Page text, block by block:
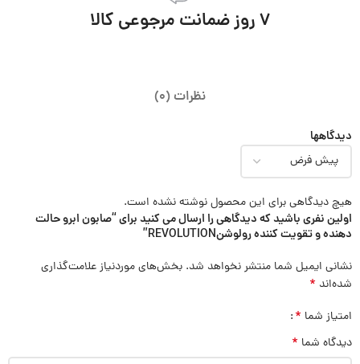
7 روز ضمانت مرجوعی کالا
نظرات (0)
دیدگاهها
هیچ دیدگاهی برای این محصول نوشته نشده است.
اولین نفری باشید که دیدگاهی را ارسال می کنید برای “صابون ابرو حالت
دهنده و تقویت کننده رولوشنREVOLUTION”
نشانی ایمیل شما منتشر نخواهد شد. بخش‌های موردنیاز علامت‌گذاری
شده‌اند *
امتیاز شما *
دیدگاه شما *